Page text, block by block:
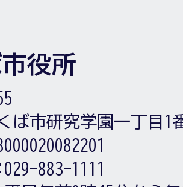
役所
ば市研究学園一丁目1
029-883-1111